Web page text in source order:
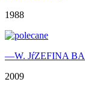
1988
—W. JŕZEFINA
2009